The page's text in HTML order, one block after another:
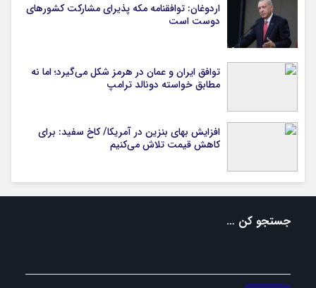
اردوغان: توافقنامه مکه پذیرای مشارکت کشورهای
دوست است
توافق ایران و عمان در هرمز شکل می‌گیرد؛ اما نه
مطابق خواسته دونالد ترامپ
افزایش بهای بنزین در آمریکا/ کاخ سفید: برای
کاهش قیمت تلاش می‌کنیم
جستجو کن …